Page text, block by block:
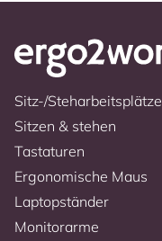
Sitz-/Steharbeitsplätze
Sitzen & stehen
Tastaturen
Ergonomische Maus
Laptopständer
Monitorarme